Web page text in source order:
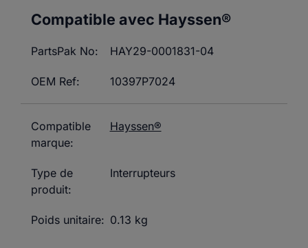
Compatible avec Hayssen®
PartsPak No: HAY29-0001831-04
OEM Ref: 10397P7024
Compatible
marque:
Hayssen®
Type de
produit:
Interrupteurs
Poids unitaire: 0.13 kg